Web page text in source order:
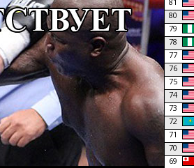
80
79
78
77
76
75
74
73
72
71
70
69